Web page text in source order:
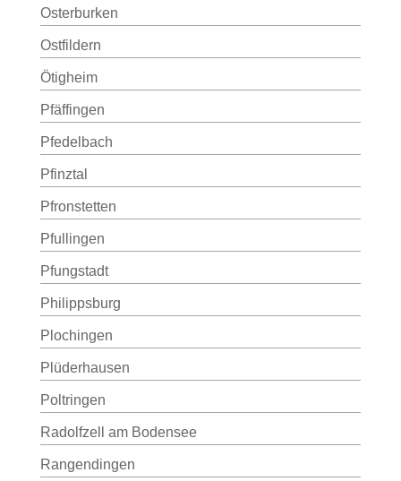
Osterburken
Ostfildern
Ötigheim
Pfäffingen
Pfedelbach
Pfinztal
Pfronstetten
Pfullingen
Pfungstadt
Philippsburg
Plochingen
Plüderhausen
Poltringen
Radolfzell am Bodensee
Rangendingen